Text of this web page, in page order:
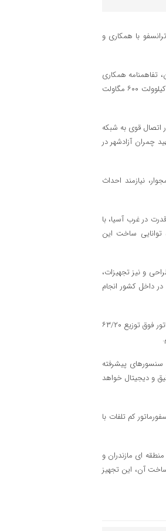
در شرکت ایران ترانسفو با همکاری و
تفاهمنامه همکاری
برای تبادل اطلاعات و ارائه داده ها جهت طراحی؛ شبیه سازی و ساخت اتو ترانسفورماتور ۵۰۰/۴۰۰ کیلوولت ۶۰۰ مگاولت
اتصال قوی به شبکه
جنوب دریای خزر، پست ۵۰۰/۴۰۰/۲۳۰/۶۳ کیلوولت شهید چمران آزادشهر در
نیازمند احداث
در غرب آسیا، با
توانایی ساخت این
و نیز تجهیزات،
داخل کشور انجام
تاکامی افزود: ما مفتخر هستیم که با همراهی و همکاری شرکت ایران ترانسفو، بزرگترین ترانسفورماتور فوق توزیع ۶۳/۲۰
سنسورهای پیشرفته
و دیجیتال خواهد
کم تلفات با
ای مازندران و
آن، این تجهیز